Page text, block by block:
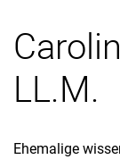
Ehemalige
LL.M.
Ehemalige